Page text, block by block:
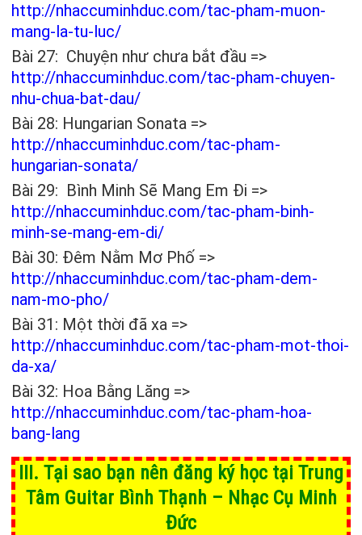
http://nhaccuminhduc.com/tac-pham-muon-
mang-la-tu-luc/
Bài 27: Chuyện như chưa bắt đầu =>
http://nhaccuminhduc.com/tac-pham-chuyen-
nhu-chua-bat-dau/
Bài 28: Hungarian Sonata =>
http://nhaccuminhduc.com/tac-pham-
hungarian-sonata/
Bài 29: Bình Minh Sẽ Mang Em Đi =>
http://nhaccuminhduc.com/tac-pham-binh-
minh-se-mang-em-di/
Bài 30: Đêm Nằm Mơ Phố =>
http://nhaccuminhduc.com/tac-pham-dem-
nam-mo-pho/
Bài 31: Một thời đã xa =>
http://nhaccuminhduc.com/tac-pham-mot-thoi-
da-xa/
Bài 32: Hoa Bằng Lăng =>
http://nhaccuminhduc.com/tac-pham-hoa-
bang-lang
III. Tại sao bạn nên đăng ký học tại Trung
Tâm Guitar Bình Thạnh – Nhạc Cụ Minh
Đức